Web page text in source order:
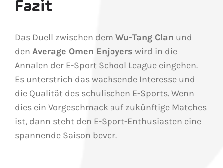
Fazit
Das Duell zwischen dem Wu-Tang Clan und
den Average Omen Enjoyers wird in die
Annalen der E-Sport School League eingehen.
Es unterstrich das wachsende Interesse und
die Qualität des schulischen E-Sports. Wenn
dies ein Vorgeschmack auf zukünftige Matches
ist, dann steht den E-Sport-Enthusiasten eine
spannende Saison bevor.